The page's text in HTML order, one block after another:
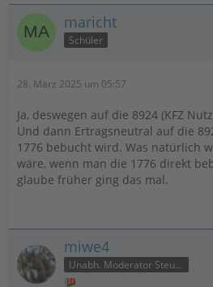
maricht
Schüler
28. März 2025 um 05:57
Ja, deswegen auf die 8924 (KFZ
Und dann Ertragsneutral auf die
1776 bebucht wird. Was natürlich
wäre, wenn man die 1776 direkt
glaube früher ging das mal.
miwe4
Unabh. Moderator Steuer